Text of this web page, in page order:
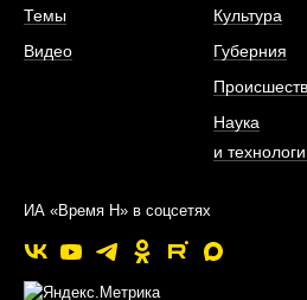
Темы
Видео
Культура
Губерния
Наука
и
ИА «Время Н» в соцсетях